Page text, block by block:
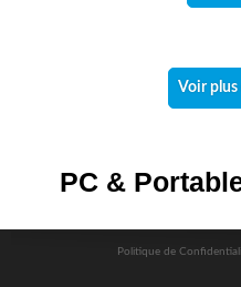
Voir plus
PC &
Politique de